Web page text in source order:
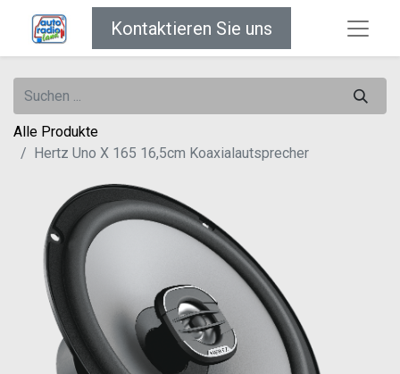
Kontaktieren Sie uns
Alle Produkte
Hertz Uno X 165 16,5cm Koaxialautsprecher